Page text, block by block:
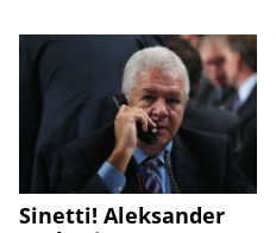
Sinetti! Aleksander